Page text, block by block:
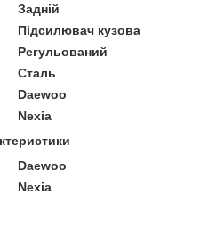
Задній
Підсилювач кузова
Регульований
Сталь
Daewoo
Nexia
Daewoo
Nexia